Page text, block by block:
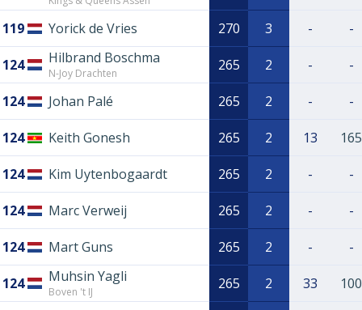
119 Yorick de Vries 270 3 - -
124 Hilbrand Boschma
N-Joy Drachten 265 2 - -
124 Johan Palé 265 2 - -
124 Keith Gonesh 265 2 13 165
124 Kim Uytenbogaardt 265 2 - -
124 Marc Verweij 265 2 - -
124 Mart Guns 265 2 - -
124 Muhsin Yagli
Boven 't IJ 265 2 33 100